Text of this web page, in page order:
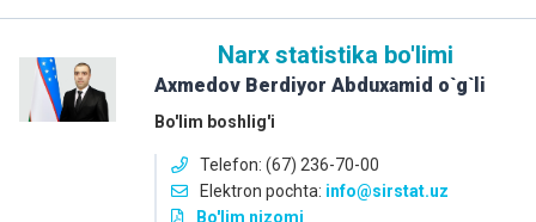
Narx statistika bo'limi
Axmedov Berdiyor Abduxamid o`g`li
Bo'lim boshlig'i
Telefon: (67) 236-70-00
Elektron pochta: info@sirstat.uz
Bo'lim nizomi